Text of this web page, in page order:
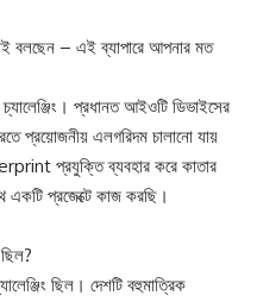
বলছেন – এই ব্যাপারে আপনার মত
প্রধানত আইওটি ডিভাইসের
প্রয়োজনীয় এলগরিদম চালানো যায়
প্রযুক্তি ব্যবহার করে কাতার
একটি প্রজেক্টে কাজ করছি।
ছিল। দেশটি বহুমাত্রিক